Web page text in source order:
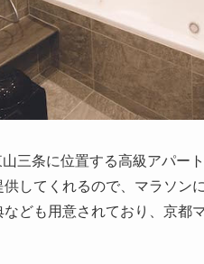
三条に位置する高級アパー
してくれるので、マラソン
ども用意されており、京都